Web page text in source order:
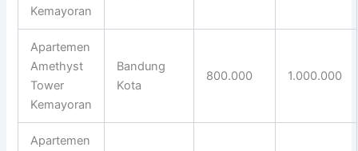
Kemayoran
Apartemen
Amethyst
Tower
Kemayoran
Bandung
Kota
800.000 1.000.000
Apartemen